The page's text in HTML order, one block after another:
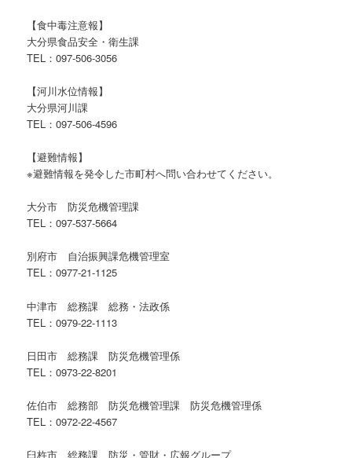
【食中毒注意報】
大分県食品安全・衛生課
TEL：097-506-3056
【河川水位情報】
大分県河川課
TEL：097-506-4596
【避難情報】
※避難情報を発令した市町村へ問い合わせてください。
大分市 防災危機管理課
TEL：097-537-5664
別府市 自治振興課危機管理室
TEL：0977-21-1125
中津市 総務課 総務・法政係
TEL：0979-22-1113
日田市 総務課 防災危機管理係
TEL：0973-22-8201
佐伯市 総務部 防災危機管理課 防災危機管理係
TEL：0972-22-4567
臼杵市 総務課 防災・管財・広報グループ